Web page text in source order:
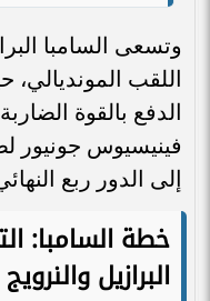
وتسعى السامبا
اللقب
الدفع بالقوة
فينيسيوس جونيور
إلى الدور ربع
خطة السامبا:
البرازيل والنرويج